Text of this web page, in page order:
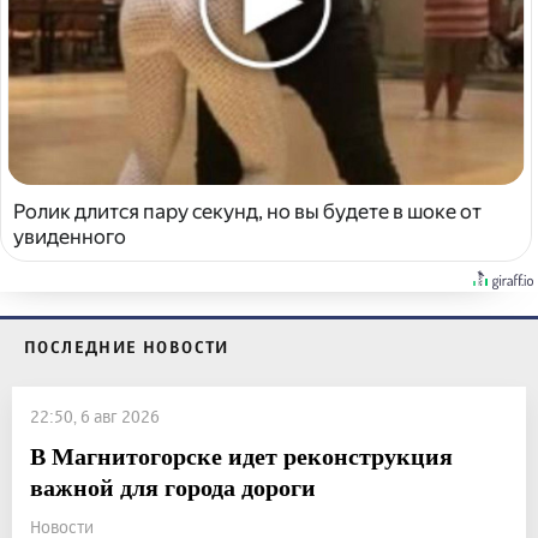
Ролик длится пару секунд, но вы будете в шоке от
увиденного
ПОСЛЕДНИЕ НОВОСТИ
22:50, 6 авг 2026
В Магнитогорске идет реконструкция
важной для города дороги
Новости